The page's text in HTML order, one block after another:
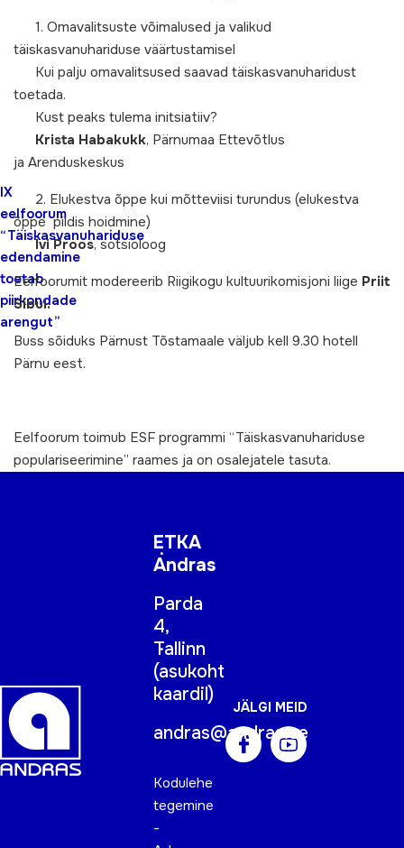
IX
eelfoorum
“Täiskasvanuhariduse
edendamine
toetab
piirkondade
arengut”
1. Omavalitsuste võimalused ja valikud
täiskasvanuhariduse väärtustamisel
Kui palju omavalitsused saavad täiskasvanuharidust
toetada.
Kust peaks tulema initsiatiiv?
Krista Habakukk, Pärnumaa Ettevõtlus
ja Arenduskeskus
2. Elukestva õppe kui mõtteviisi turundus (elukestva
õppe pildis hoidmine)
Ivi Proos, sotsioloog
Eelfoorumit modereerib Riigikogu kultuurikomisjoni liige Priit
Sibul.
Buss sõiduks Pärnust Tõstamaale väljub kell 9.30 hotell
Pärnu eest.
Eelfoorum toimub ESF programmi “Täiskasvanuhariduse
populariseerimine” raames ja on osalejatele tasuta.
ETKA
Andras
Parda
4,
Tallinn
(asukoht
kaardil)
andras@andras.ee
Kodulehe
tegemine
-
JÄLGI MEID